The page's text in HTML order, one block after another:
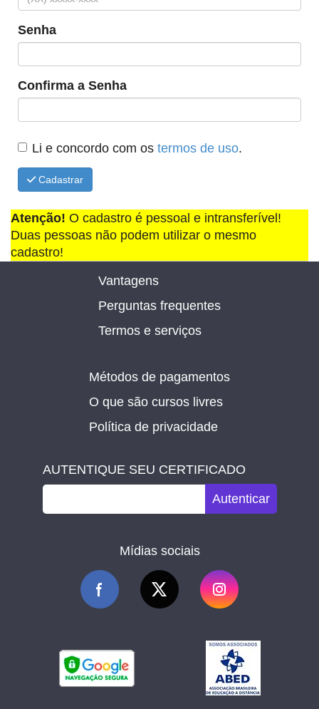
Senha
Confirma a Senha
Li e concordo com os termos de uso.
Cadastrar
Atenção! O cadastro é pessoal e intransferível!
Duas pessoas não podem utilizar o mesmo
cadastro!
Vantagens
Perguntas frequentes
Termos e serviços
Métodos de pagamentos
O que são cursos livres
Política de privacidade
AUTENTIQUE SEU CERTIFICADO
Autenticar
Mídias sociais